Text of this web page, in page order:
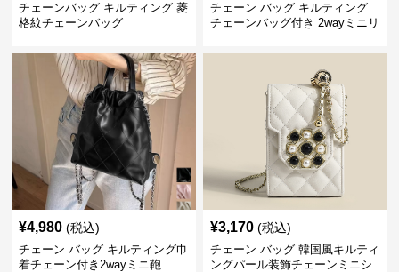
チェーンバッグ キルティング 菱
格紋チェーンバッグ
チェーン バッグ キルティング
チェーンバッグ付き 2wayミニリ
¥4,980 (税込)
チェーン バッグ キルティング巾
着チェーン付き2wayミニ鞄
¥3,170 (税込)
チェーン バッグ 韓国風キルティ
ングパール装飾チェーンミニシ